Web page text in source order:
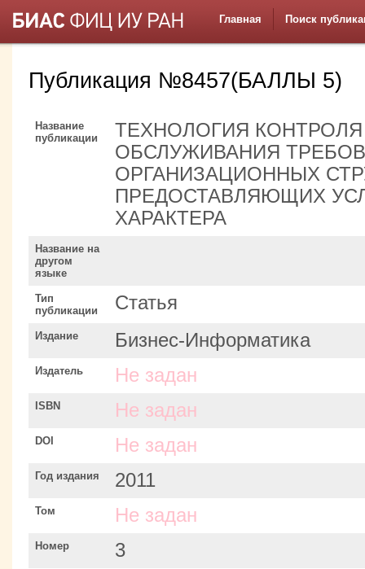
Главная Поиск
Публикация №8457(БАЛЛЫ 5)
Название
публикации
ТЕХНОЛОГИЯ КОНТРОЛЯ
ОБСЛУЖИВАНИЯ
ОРГАНИЗАЦИОННЫХ
ПРЕДОСТАВЛЯЮЩИХ
ХАРАКТЕРА
Название на
другом
языке
Тип
публикации
Статья
Издание Бизнес-Информатика
Издатель Не задан
ISBN Не задан
DOI Не задан
Год издания 2011
Том Не задан
Номер 3